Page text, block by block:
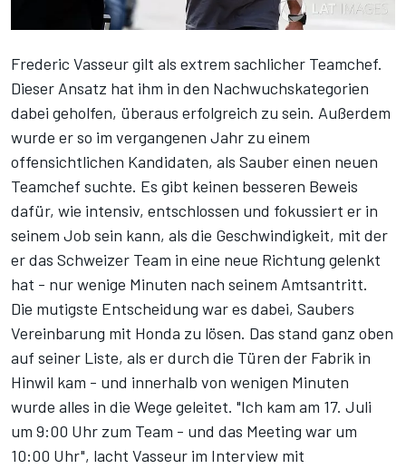
Frederic Vasseur gilt als extrem sachlicher Teamchef.
Dieser Ansatz hat ihm in den Nachwuchskategorien
dabei geholfen, überaus erfolgreich zu sein. Außerdem
wurde er so im vergangenen Jahr zu einem
offensichtlichen Kandidaten, als Sauber einen neuen
Teamchef suchte. Es gibt keinen besseren Beweis
dafür, wie intensiv, entschlossen und fokussiert er in
seinem Job sein kann, als die Geschwindigkeit, mit der
er das Schweizer Team in eine neue Richtung gelenkt
hat - nur wenige Minuten nach seinem Amtsantritt.
Die mutigste Entscheidung war es dabei, Saubers
Vereinbarung mit Honda zu lösen. Das stand ganz oben
auf seiner Liste, als er durch die Türen der Fabrik in
Hinwil kam - und innerhalb von wenigen Minuten
wurde alles in die Wege geleitet. "Ich kam am 17. Juli
um 9:00 Uhr zum Team - und das Meeting war um
10:00 Uhr", lacht Vasseur im Interview mit